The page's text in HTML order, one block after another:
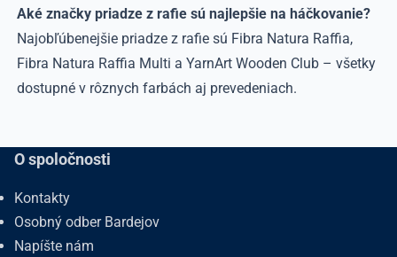
Aké značky priadze z rafie sú najlepšie na háčkovanie?
Najobľúbenejšie priadze z rafie sú Fibra Natura Raffia,
Fibra Natura Raffia Multi a YarnArt Wooden Club – všetky
dostupné v rôznych farbách aj prevedeniach.
O spoločnosti
Kontakty
Osobný odber Bardejov
Napíšte nám